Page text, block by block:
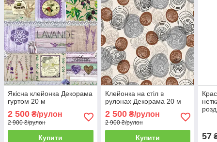
Якісна клейонка Декорама
гуртом 20 м
2 500 ₴/рулон
2 900 ₴/рулон
Купити
Клейонка на стіл в
рулонах Декорама 20 м
2 500₴/рулон
2 900 ₴/рулон
Купити 57